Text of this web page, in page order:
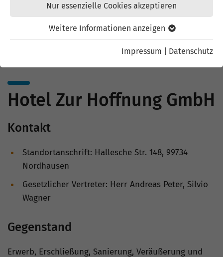
Nur essenzielle Cookies akzeptieren
Weitere Informationen anzeigen
Impressum Datenschutz
Hotel Zur Hoffnung GmbH
Kontakt
Standortanschrift: Hallesche Str. 148, 99734
Nordhausen
Gesetzlicher Vertreter: Herr Andreas Peter, Silvio
Wagner
Gegenstand
Erwerb, Erschließung, Sanierung, Veräußerung und